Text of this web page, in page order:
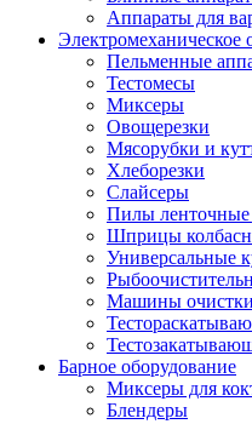
Аппараты для
Электромеханическое
Пельменные
Тестомесы
Миксеры
Овощерезки
Мясорубки и
Хлеборезки
Слайсеры
Пилы ленточные
Шприцы
Универсальные
Машины
Барное оборудование
Миксеры для
Блендеры